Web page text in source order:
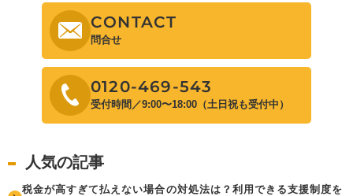
CONTACT
問合せ
0120-469-543
受付時間／9:00〜18:00（土日祝も受付中）
人気の記事
税金が高すぎて払えない場合の対処法は？利用できる支援制度を